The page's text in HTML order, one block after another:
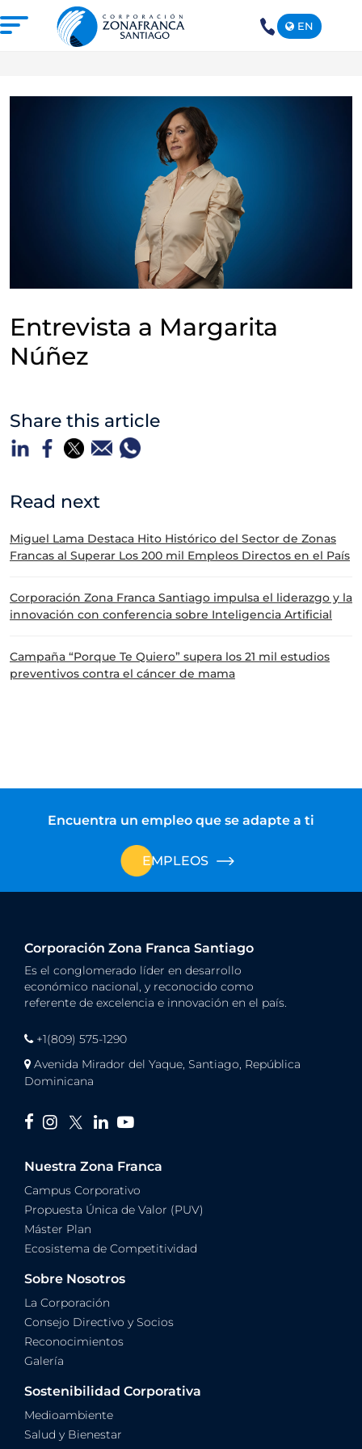
EN
NUESTRA ZONA FRANCA
REPÚBLICA DOMINICANA
SANTIAGO MECA EMPRESARIAL Y
EPICENTRO DE INVERSIÓN
Entrevista a Margarita
Núñez
Share this article
Read next
Miguel Lama Destaca Hito Histórico del Sector de Zonas
Francas al Superar Los 200 mil Empleos Directos en el País
Corporación Zona Franca Santiago impulsa el liderazgo y la
innovación con conferencia sobre Inteligencia Artificial
Campaña “Porque Te Quiero” supera los 21 mil estudios
preventivos contra el cáncer de mama
Encuentra un empleo que se adapte a ti
EMPLEOS
Corporación Zona Franca Santiago
Es el conglomerado líder en desarrollo
económico nacional, y reconocido como
referente de excelencia e innovación en el país.
+1(809) 575-1290
Avenida Mirador del Yaque, Santiago, República
Dominicana
Nuestra Zona Franca
Campus Corporativo
Propuesta Única de Valor (PUV)
Máster Plan
Ecosistema de Competitividad
Sobre Nosotros
La Corporación
Consejo Directivo y Socios
Reconocimientos
Galería
Sostenibilidad Corporativa
Medioambiente
Salud y Bienestar